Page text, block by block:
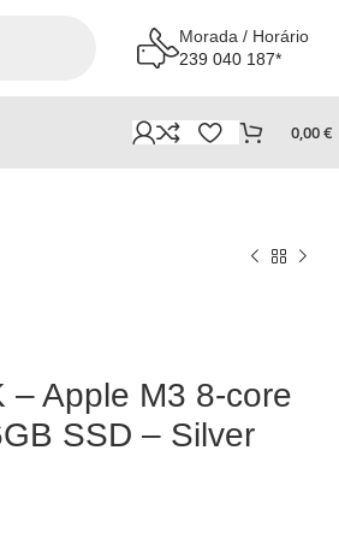
Morada / Horário
239 040 187*
0,00€
– Apple M3 8-core
SSD – Silver